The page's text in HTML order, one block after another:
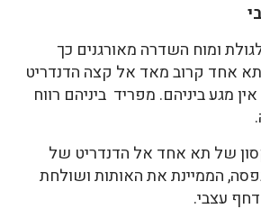
ומוח השדרה מאורגנים כך
אחד קרוב מאד אל קצה הדנדריט
מגע ביניהם. מפריד ביניהם רווח
של תא אחד אל הדנדריט של
הממיינת את האותות ושולחת
עצבי.